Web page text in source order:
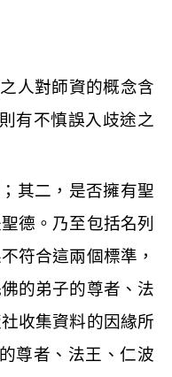
人對師資的概念含
有不慎誤入歧途之
；其二，是否擁有聖
德。乃至包括名列
符合這兩個標準，
的弟子的尊者、法
收集資料的因緣所
尊者、法王、仁波